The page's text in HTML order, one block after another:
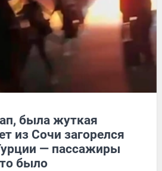
была жуткая
из Сочи загорелся
— пассажиры
было